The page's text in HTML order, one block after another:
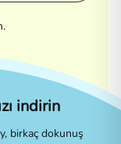
indirin
birkaç dokunuş